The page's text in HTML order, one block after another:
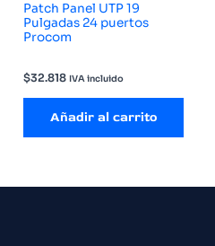
Patch Panel UTP 19
Pulgadas 24 puertos
Procom
$32.818 IVA incluido
Añadir al carrito